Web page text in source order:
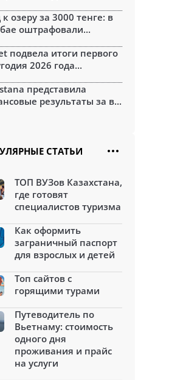
к озеру за 3000 тенге: в
оштрафовали...
подвела итоги первого
2026 года...
представила
результаты за в...
СТАТЬИ
ТОП ВУЗов Казахстана,
где готовят
специалистов туризма
Как оформить
заграничный паспорт
для взрослых и детей
Топ сайтов с
горящими турами
Путеводитель по
Вьетнаму: стоимость
одного дня
проживания и прайс
на услуги